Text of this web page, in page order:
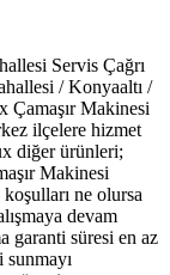
Servis Çağrı
/ Konyaaltı /
Çamaşır Makinesi
ilçelere hizmet
diğer ürünleri;
Makinesi
ne olursa
devam
garanti süresi en az